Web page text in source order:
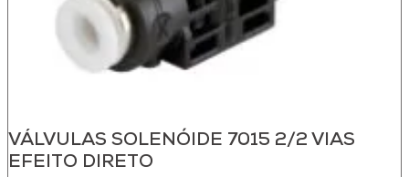
VÁLVULAS SOLENÓIDE 7015 2/2 VIAS
EFEITO DIRETO